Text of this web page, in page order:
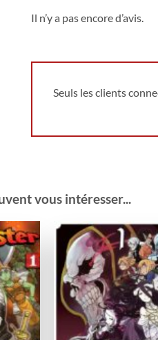
Il n’y a pas encore d’avis.
Seuls les clients
vous intéresser...
Ajouter
à la
wishlist